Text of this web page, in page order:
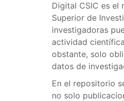
Digital CSIC es
Superior de
investigadoras
actividad
obstante, solo
datos de
En el repositorio
no solo